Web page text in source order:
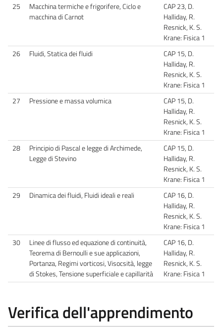
25
Macchina termiche e frigorifere, Ciclo e
macchina di Carnot
CAP 23, D.
Halliday, R.
Resnick, K. S.
Krane: Fisica 1
26
Fluidi, Statica dei fluidi
CAP 15, D.
Halliday, R.
Resnick, K. S.
Krane: Fisica 1
27
Pressione e massa volumica
CAP 15, D.
Halliday, R.
Resnick, K. S.
Krane: Fisica 1
28
Principio di Pascal e legge di Archimede,
Legge di Stevino
CAP 15, D.
Halliday, R.
Resnick, K. S.
Krane: Fisica 1
29
Dinamica dei fluidi, Fluidi ideali e reali
CAP 16, D.
Halliday, R.
Resnick, K. S.
Krane: Fisica 1
30
Linee di flusso ed equazione di continuità,
Teorema di Bernoulli e sue applicazioni,
Portanza, Regimi vorticosi, Visocsità, legge
di Stokes, Tensione superficiale e capillarità
CAP 16, D.
Halliday, R.
Resnick, K. S.
Krane: Fisica 1
Verifica dell'apprendimento